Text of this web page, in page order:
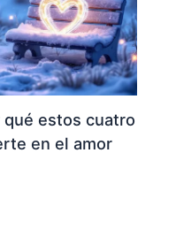
estos cuatro
en el amor